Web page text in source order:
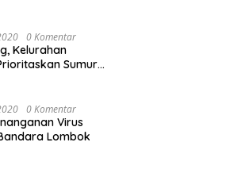
0 Komentar
Kelurahan
Sumur
0 Komentar
Virus
Lombok